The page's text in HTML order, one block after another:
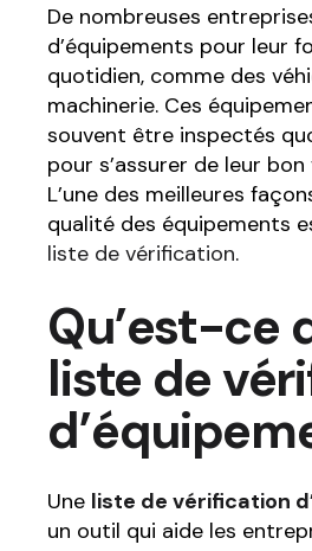
De nombreuses
d’équipements pour leur
quotidien, comme des
machinerie. Ces
souvent être inspectés
pour s’assurer de leur
L’une des meilleures
qualité des équipements
liste de vérification.
Qu’est-ce
liste de
Une liste de vérification
un outil qui aide les